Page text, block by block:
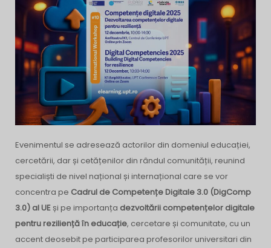
Evenimentul se adresează actorilor din domeniul educației,
cercetării, dar și cetățenilor din rândul comunității, reunind
specialiști de nivel național și internațional care se vor
concentra pe Cadrul de Competențe Digitale 3.0 (DigComp
3.0) al UEși pe importanța dezvoltării competențelor digitale
pentru reziliență în educație, cercetare și comunitate, cu un
accent deosebit pe participarea profesorilor universitari din